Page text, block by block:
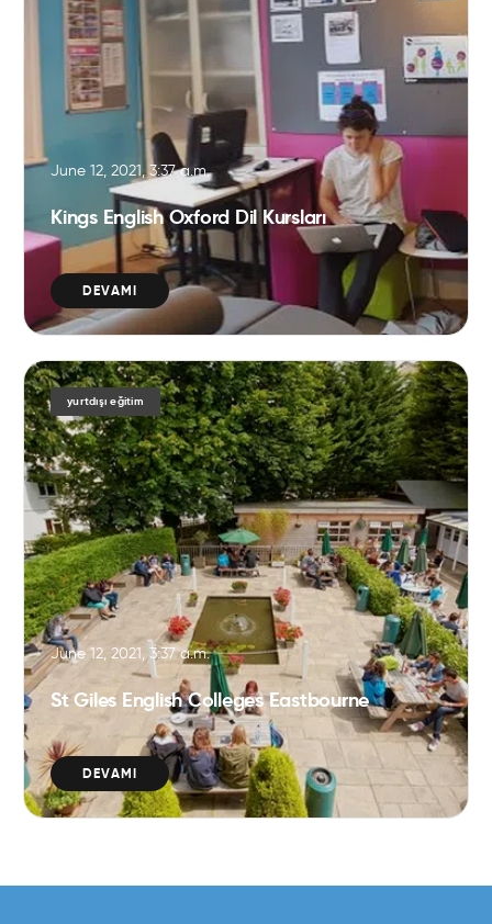
June 12, 2021, 3:37 a.m.
Kings English Oxford Dil Kursları
DEVAMI
yurtdışı eğitim
June 12, 2021, 3:37 a.m.
St Giles English Colleges Eastbourne
DEVAMI